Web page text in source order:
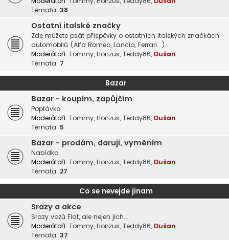
Témata: 38
Ostatní italské značky
Zde můžete psát příspěvky o ostatních italských značkách
automobilů (Alfa Romeo, Lancia, Ferrari...)
Moderátoři: Tommy, Honzus, Teddy86, Dušan
Témata: 7
Bazar
Bazar - koupím, zapůjčím
Poptávka
Moderátoři: Tommy, Honzus, Teddy86, Dušan
Témata: 5
Bazar - prodám, daruji, vyměním
Nabídka
Moderátoři: Tommy, Honzus, Teddy86, Dušan
Témata: 27
Co se nevejde jinam
Srazy a akce
Srazy vozů Fiat, ale nejen jich...
Moderátoři: Tommy, Honzus, Teddy86, Dušan
Témata: 37